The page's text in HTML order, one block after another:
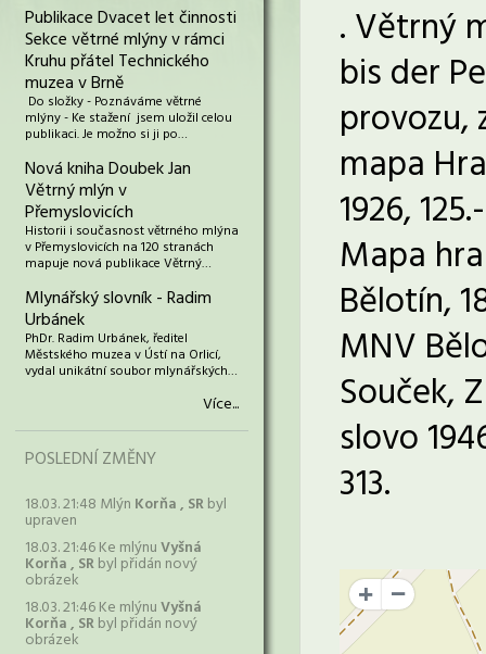
Publikace Dvacet let činnosti
Sekce větrné mlýny v rámci
Kruhu přátel Technického
muzea v Brně
Do složky - Poznáváme větrné
mlýny - Ke stažení jsem uložil celou
publikaci. Je možno si ji po…
Nová kniha Doubek Jan
Větrný mlýn v
Přemyslovicích
Historii i současnost větrného mlýna
v Přemyslovicích na 120 stranách
mapuje nová publikace Větrný…
Mlynářský slovník - Radim
Urbánek
PhDr. Radim Urbánek, ředitel
Městského muzea v Ústí na Orlicí,
vydal unikátní soubor mlynářských…
Více...
POSLEDNÍ ZMĚNY
18.03. 21:48 Mlýn Korňa , SRbyl
upraven
18.03. 21:46 Ke mlýnuVyšná
Korňa , SRbyl přidán nový
obrázek
18.03. 21:46 Ke mlýnuVyšná
Korňa , SRbyl přidán nový
obrázek
. Větrný
bis der
provozu,
mapa
1926,
Mapa
Bělotín,
MNV
Souček,
slovo
313.
+